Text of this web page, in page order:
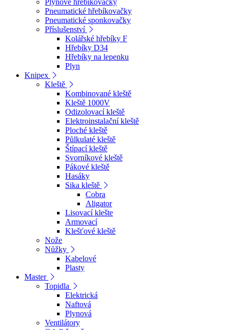
Pneumatické hřebíkovačky
Pneumatické sponkovačky
Příslušenství
Kolářské hřebíky F
Hřebíky D34
Hřebíky na lepenku
Plyn
Knipex
Kleště
Kombinované kleště
Kleště 1000V
Odizolovací kleště
Elektroinstalační kleště
Ploché kleště
Půlkulaté kleště
Štípací kleště
Svorníkové kleště
Pákové kleště
Hasáky
Sika kleště
Cobra
Aligator
Lisovací klešte
Armovací
Klešťové kleště
Nože
Nůžky
Kabelové
Plasty
Master
Topidla
Elektrická
Naftová
Plynová
Ventilátory